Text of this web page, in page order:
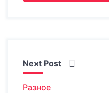
Next Post
Разное